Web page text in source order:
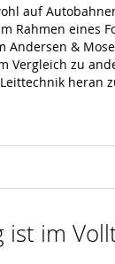
auf
Rahmen eines
Andersen &
zu
heran
im